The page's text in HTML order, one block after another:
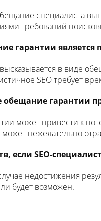
специалиста
требований
гарантии
в виде
SEO требует
обещание гарантии
может привести к
нежелательно
если SEO-
недостижения
ли будет возможен.